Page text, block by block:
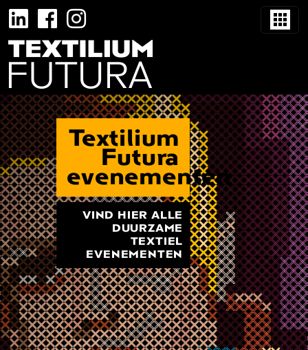
Textilium
Futura
evenementen
VIND HIER ALLE
DUURZAME
TEXTIEL
EVENEMENTEN